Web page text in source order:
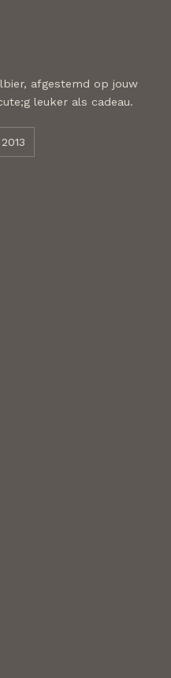
afgestemd op jouw
leuker als cadeau.